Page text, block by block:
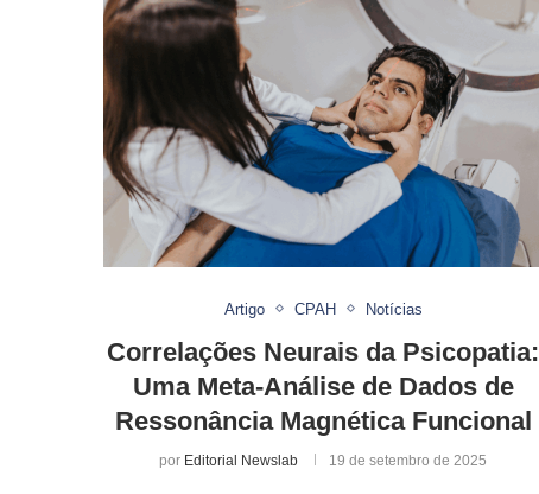
Artigo CPAH Notícias
Correlações Neurais da Psicopatia:
Uma Meta-Análise de Dados de
Ressonância Magnética Funcional
por Editorial Newslab 19 de setembro de 2025